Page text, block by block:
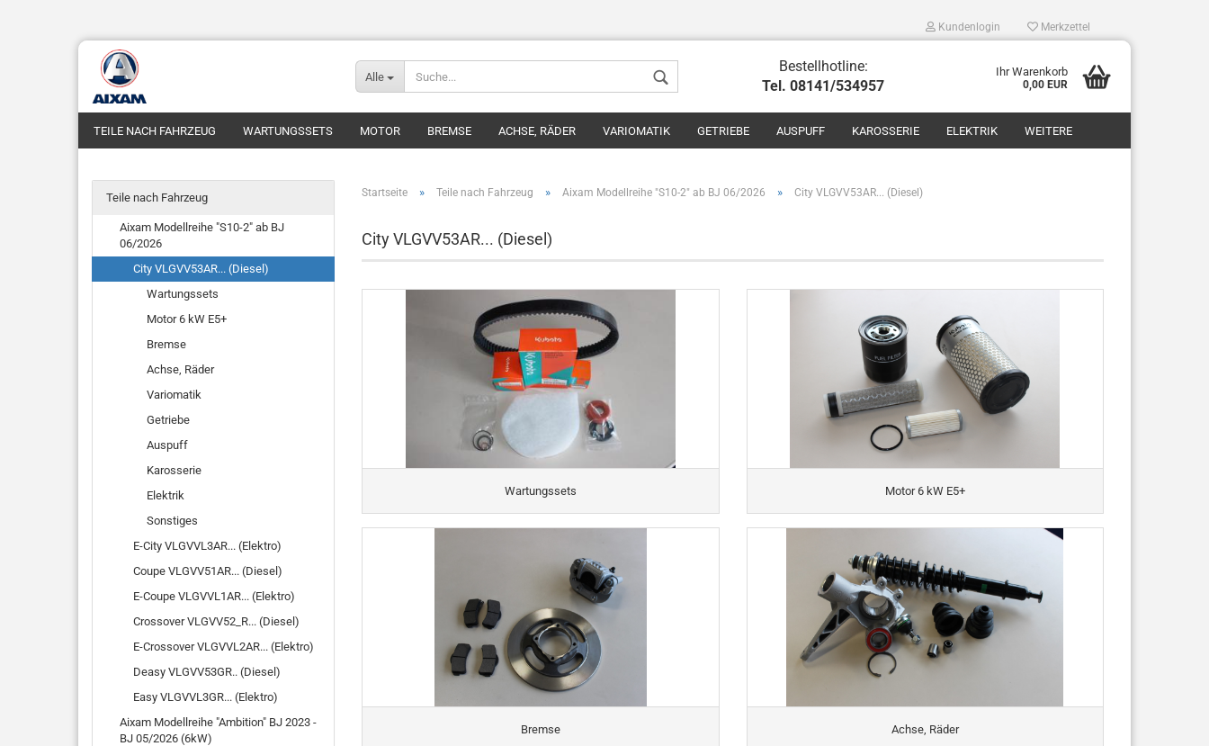
Kundenlogin Merkzettel
Alle
Bestellhotline:
Tel. 08141/534957
Ihr Warenkorb
0,00 EUR
TEILE NACH FAHRZEUG WARTUNGSSETS MOTOR BREMSE ACHSE, RÄDER VARIOMATIK GETRIEBE AUSPUFF KAROSSERIE ELEKTRIK WEITERE
Startseite » Teile nach Fahrzeug » Aixam Modellreihe "S10-2" ab BJ 06/2026 » City VLGVV53AR... (Diesel)
City VLGVV53AR... (Diesel)
Wartungssets Motor 6 kW E5+
Bremse Achse, Räder
Teile nach Fahrzeug
Aixam Modellreihe "S10-2" ab BJ
06/2026
City VLGVV53AR... (Diesel)
Wartungssets
Motor 6 kW E5+
Bremse
Achse, Räder
Variomatik
Getriebe
Auspuff
Karosserie
Elektrik
Sonstiges
E-City VLGVVL3AR... (Elektro)
Coupe VLGVV51AR... (Diesel)
E-Coupe VLGVVL1AR... (Elektro)
Crossover VLGVV52_R... (Diesel)
E-Crossover VLGVVL2AR... (Elektro)
Deasy VLGVV53GR.. (Diesel)
Easy VLGVVL3GR... (Elektro)
Aixam Modellreihe "Ambition" BJ 2023 -
BJ 05/2026 (6kW)